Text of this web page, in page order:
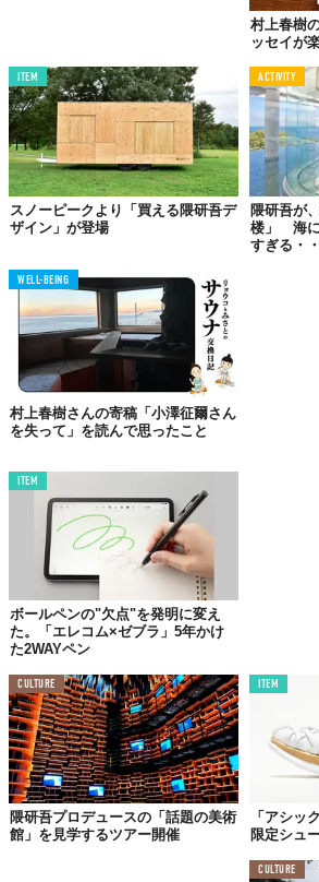
者向けのスペースに加え、書室やカフェと
軽に訪問できるようなオープンスペースの
進捗は公式Twitterアカウント
に随時投稿
はぜひフォローを。
村上春樹ライブラリー、工事は、着々と
館をめぐる冒険 #村上春樹
pic.twitter.com/1UVT9hHRIj
(@waseda_WIHL) September 15, 2020
早稲田大学国際文学館
TABI LABO
この世界は、もっと広い
村上春樹
ッセイが
ITEM
スノーピークより「買える隈研吾デ
ザイン」が登場
ACTIVITY
隈研吾が
楼」 海に
すぎる・
WELL-BEING
村上春樹さんの寄稿「小澤征爾さん
を失って」を読んで思ったこと
ITEM
ボールペンの"欠点"を発明に変え
た。「エレコム×ゼブラ」5年かけ
た2WAYペン
CULTURE
隈研吾プロデュースの「話題の美術
館」を見学するツアー開催
ITEM
「アシッ
限定シュ
CULTURE